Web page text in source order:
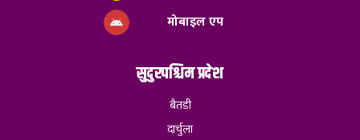
मोबाइल एप
सुदुरपश्चिम प्रदेश
बैतडी
दार्चुला